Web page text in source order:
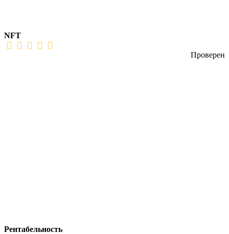
NFT
Проверен
Рентабельность